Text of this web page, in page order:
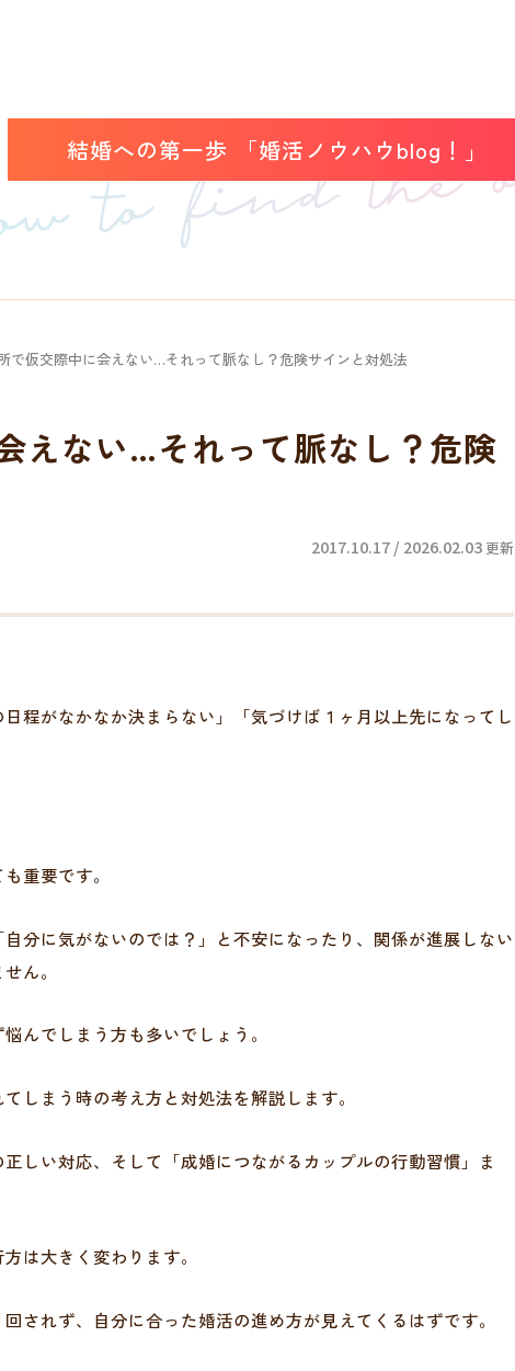
結婚への第一歩 「婚活ノウハウblog！」
で仮交際中に会えない…それって脈なし？危険サインと対処法
えない…それって脈なし？危険
2017.10.17 / 2026.02.03 更新
程がなかなか決まらない」「気づけば１ヶ月以上先になってし
重要です。
分に気がないのでは？」と不安になったり、関係が進展しない
ん。
んでしまう方も多いでしょう。
しまう時の考え方と対処法を解説します。
しい対応、そして「成婚につながるカップルの行動習慣」ま
は大きく変わります。
されず、自分に合った婚活の進め方が見えてくるはずです。